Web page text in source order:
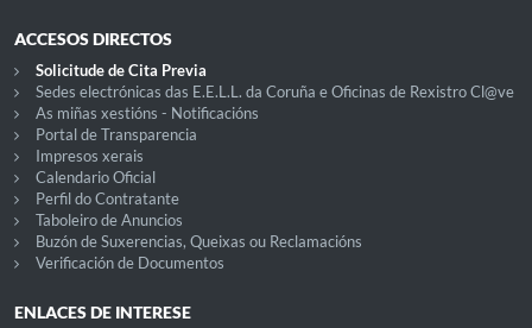
ACCESOS DIRECTOS
Solicitude de Cita Previa
Sedes electrónicas das E.E.L.L. da Coruña e Oficinas de Rexistro Cl@ve
As miñas xestións - Notificacións
Portal de Transparencia
Impresos xerais
Calendario Oficial
Perfil do Contratante
Taboleiro de Anuncios
Buzón de Suxerencias, Queixas ou Reclamacións
Verificación de Documentos
ENLACES DE INTERESE